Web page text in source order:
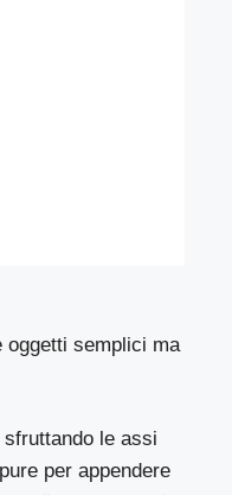
oggetti semplici ma
sfruttando le assi
per appendere